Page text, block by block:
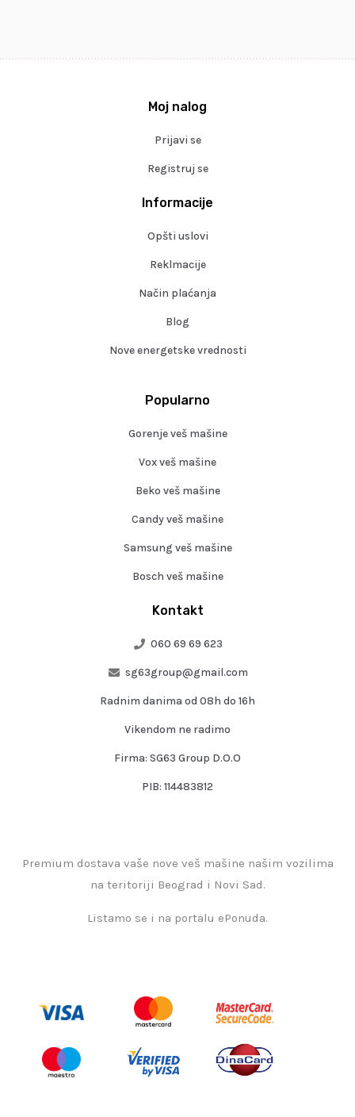
Kontakt
060 69 69 623
sg63group@gmail.com
Radnim danima od 08h do 16h
Vikendom ne radimo
Firma: SG63 Group D.O.O
PIB: 114483812
Popularno
Gorenje veš mašine
Vox veš mašine
Beko veš mašine
Candy veš mašine
Samsung veš mašine
Bosch veš mašine
Informacije
Opšti uslovi
Reklmacije
Način plaćanja
Blog
Nove energetske vrednosti
Moj nalog
Prijavi se
Registruj se
Premium dostava vaše nove veš mašine našim vozilima
na teritoriji Beograd i Novi Sad.
Listamo se i na portalu ePonuda.